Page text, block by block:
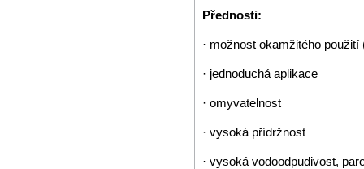
Přednosti:
· možnost okamžitého
· jednoduchá aplikace
· omyvatelnost
· vysoká přídržnost
· vysoká vodoodpudivost,